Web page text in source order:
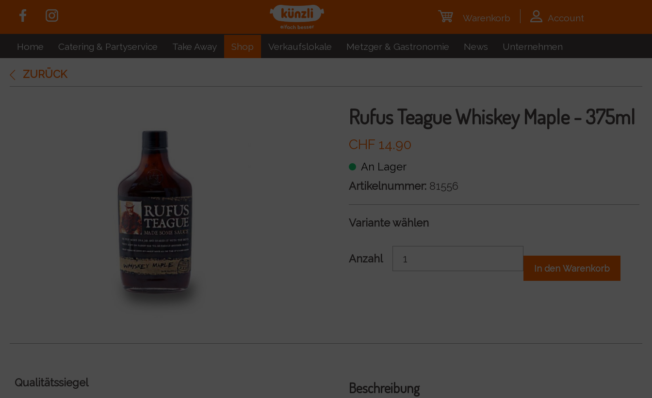
Warenkorb Account
Home Catering & Partyservice Take Away Shop Verkaufslokale Metzger & Gastronomie News Unternehmen
ZURÜCK
Rufus Teague Whiskey Maple - 375ml
CHF 14.90
An Lager
Artikelnummer: 81556
Variante wählen
Anzahl
In den Warenkorb
Qualitätssiegel Beschreibung